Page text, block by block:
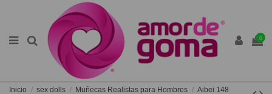
0
Inicio sex dolls Muñecas Realistas para Hombres
Aibei 148